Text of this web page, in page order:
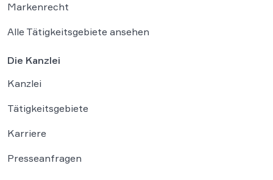
Markenrecht
Alle Tätigkeitsgebiete ansehen
Die Kanzlei
Kanzlei
Tätigkeitsgebiete
Karriere
Presseanfragen